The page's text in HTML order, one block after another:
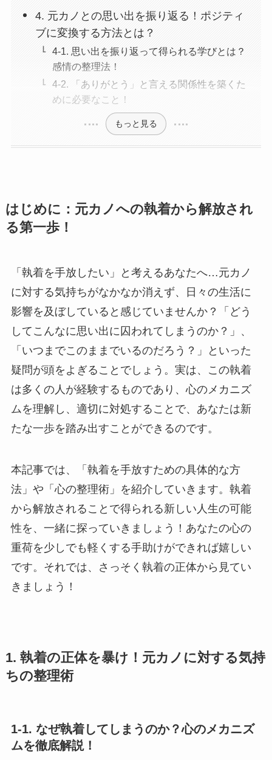
4. 元カノとの思い出を振り返る！ポジティ
ブに変換する方法とは？
4-1. 思い出を振り返って得られる学びとは？
感情の整理法！
4-2. 「ありがとう」と言える関係性を築くた
めに必要なこと！
もっと見る
はじめに：元カノへの執着から解放され
る第一歩！
「執着を手放したい」と考えるあなたへ…元カノ
に対する気持ちがなかなか消えず、日々の生活に
影響を及ぼしていると感じていませんか？「どう
してこんなに思い出に囚われてしまうのか？」、
「いつまでこのままでいるのだろう？」といった
疑問が頭をよぎることでしょう。実は、この執着
は多くの人が経験するものであり、心のメカニズ
ムを理解し、適切に対処することで、あなたは新
たな一歩を踏み出すことができるのです。
本記事では、「執着を手放すための具体的な方
法」や「心の整理術」を紹介していきます。執着
から解放されることで得られる新しい人生の可能
性を、一緒に探っていきましょう！あなたの心の
重荷を少しでも軽くする手助けができれば嬉しい
です。それでは、さっそく執着の正体から見てい
きましょう！
1. 執着の正体を暴け！元カノに対する気持
ちの整理術
1-1. なぜ執着してしまうのか？心のメカニズ
ムを徹底解説！